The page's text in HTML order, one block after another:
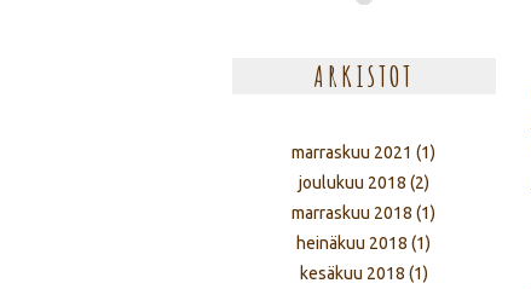
ARKISTOT
marraskuu 2021 (1)
joulukuu 2018 (2)
marraskuu 2018 (1)
heinäkuu 2018 (1)
kesäkuu 2018 (1)